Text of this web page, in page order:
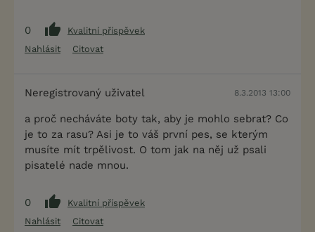
0
Kvalitní příspěvek
Nahlásit
Citovat
Neregistrovaný uživatel 8.3.2013 13:00
a proč necháváte boty tak, aby je mohlo sebrat? Co
je to za rasu? Asi je to váš první pes, se kterým
musíte mít trpělivost. O tom jak na něj už psali
pisatelé nade mnou.
0
Kvalitní příspěvek
Nahlásit
Citovat